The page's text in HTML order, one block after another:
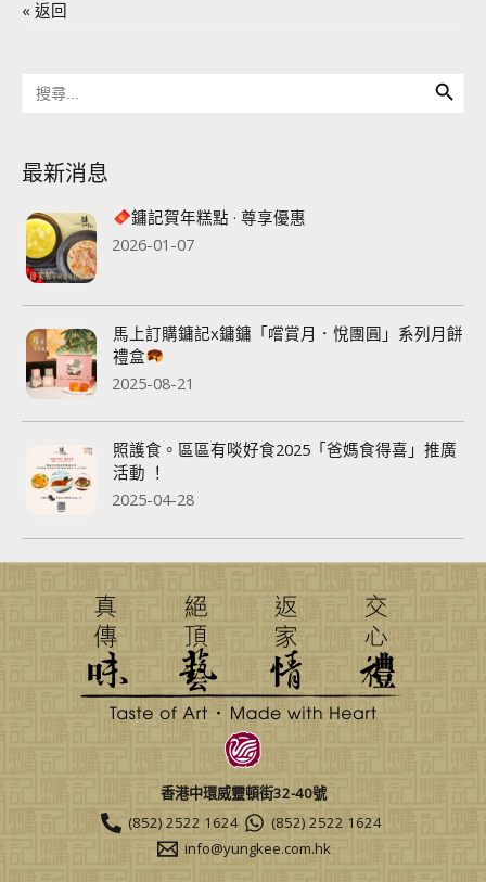
« 返回
Search
for:
最新消息
鏞記賀年糕點 · 尊享優惠
2026-01-07
馬上訂購鏞記x鏞鏞「嚐賞月．悅團圓」系列月餅
禮盒
2025-08-21
照護食。區區有啖好食2025「爸媽食得喜」推廣
活動 ！
2025-04-28
香港中環威靈頓街32-40號
(852) 2522 1624
(852) 2522 1624
info@yungkee.com.hk